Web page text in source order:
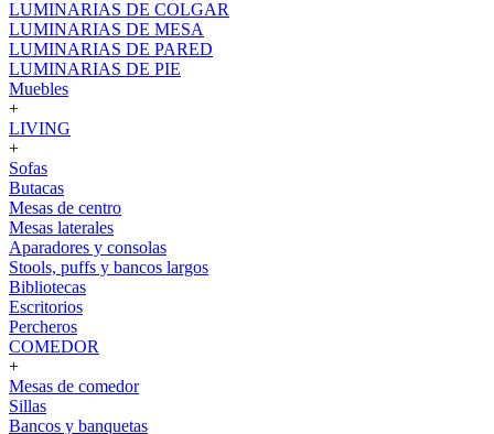
LUMINARIAS DE COLGAR
LUMINARIAS DE MESA
LUMINARIAS DE PARED
LUMINARIAS DE PIE
Muebles
+
LIVING
+
Sofas
Butacas
Mesas de centro
Mesas laterales
Aparadores y consolas
Stools, puffs y bancos largos
Bibliotecas
Escritorios
Percheros
COMEDOR
+
Mesas de comedor
Sillas
Bancos y banquetas